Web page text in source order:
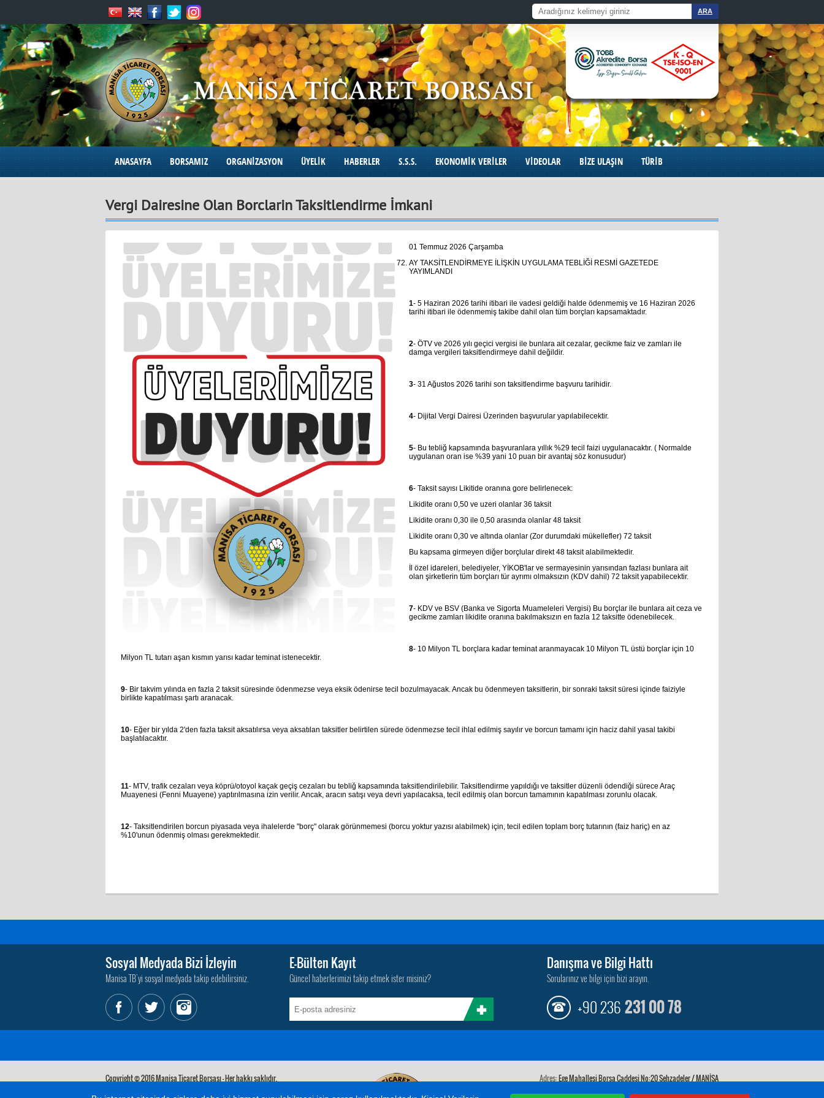
ARA
ANASAYFA BORSAMIZ ORGANİZASYON ÜYELİK HABERLER S.S.S. EKONOMİK VERİLER VİDEOLAR BİZE ULAŞIN TÜRİB
Vergi Dairesine Olan Borclarin Taksitlendirme İmkani
01 Temmuz 2026 Çarşamba
AY TAKSİTLENDİRMEYE İLİŞKİN UYGULAMA TEBLİĞİ RESMİ GAZETEDE
YAYIMLANDI
1- 5 Haziran 2026 tarihi itibari ile vadesi geldiği halde ödenmemiş ve 16 Haziran 2026
tarihi itibari ile ödenmemiş takibe dahil olan tüm borçları kapsamaktadır.
2- ÖTV ve 2026 yılı geçici vergisi ile bunlara ait cezalar, gecikme faiz ve zamları ile
damga vergileri taksitlendirmeye dahil değildir.
3- 31 Ağustos 2026 tarihi son taksitlendirme başvuru tarihidir.
4- Dijital Vergi Dairesi Üzerinden başvurular yapılabilecektir.
5- Bu tebliğ kapsamında başvuranlara yıllık %29 tecil faizi uygulanacaktır. ( Normalde
uygulanan oran ise %39 yani 10 puan bir avantaj söz konusudur)
6- Taksit sayısı Likitide oranına gore belirlenecek:
Likidite oranı 0,50 ve uzeri olanlar 36 taksit
Likidite oranı 0,30 ile 0,50 arasında olanlar 48 taksit
Likidite oranı 0,30 ve altında olanlar (Zor durumdaki mükellefler) 72 taksit
Bu kapsama girmeyen diğer borçlular direkt 48 taksit alabilmektedir.
İl özel idareleri, belediyeler, YİKOB'lar ve sermayesinin yarısından fazlası bunlara ait
olan şirketlerin tüm borçları tür ayrımı olmaksızın (KDV dahil) 72 taksit yapabilecektir.
7- KDV ve BSV (Banka ve Sigorta Muameleleri Vergisi) Bu borçlar ile bunlara ait ceza ve
gecikme zamları likidite oranına bakılmaksızın en fazla 12 taksitte ödenebilecek.
8- 10 Milyon TL borçlara kadar teminat aranmayacak 10 Milyon TL üstü borçlar için 10
Milyon TL tutarı aşan kısmın yarısı kadar teminat istenecektir.
9- Bir takvim yılında en fazla 2 taksit süresinde ödenmezse veya eksik ödenirse tecil bozulmayacak. Ancak bu ödenmeyen taksitlerin, bir sonraki taksit süresi içinde faiziyle
birlikte kapatılması şartı aranacak.
10- Eğer bir yılda 2'den fazla taksit aksatılırsa veya aksatılan taksitler belirtilen sürede ödenmezse tecil ihlal edilmiş sayılır ve borcun tamamı için haciz dahil yasal takibi
başlatılacaktır.
11- MTV, trafik cezaları veya köprü/otoyol kaçak geçiş cezaları bu tebliğ kapsamında taksitlendirilebilir. Taksitlendirme yapıldığı ve taksitler düzenli ödendiği sürece Araç
Muayenesi (Fenni Muayene) yaptırılmasına izin verilir. Ancak, aracın satışı veya devri yapılacaksa, tecil edilmiş olan borcun tamamının kapatılması zorunlu olacak.
12- Taksitlendirilen borcun piyasada veya ihalelerde "borç" olarak görünmemesi (borcu yoktur yazısı alabilmek) için, tecil edilen toplam borç tutarının (faiz hariç) en az
%10'unun ödenmiş olması gerekmektedir.
Sosyal Medyada Bizi İzleyin
Manisa TB'yi sosyal medyada takip edebilirsiniz.
E-Bülten Kayıt
Güncel haberlerimizi takip etmek ister misiniz?
Danışma ve Bilgi Hattı
Sorularınız ve bilgi için bizi arayın.
+90 236231 00 78
Copyright © 2016 Manisa Ticaret Borsası - Her hakkı saklıdır. Adres:Ege Mahallesi Borsa Caddesi No:20 Şehzadeler / MANİSA